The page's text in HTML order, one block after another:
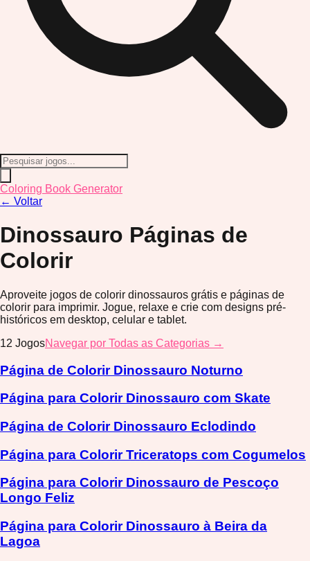
Coloring Book Generator
← Voltar
Dinossauro Páginas de
Colorir
Aproveite jogos de colorir dinossauros grátis e páginas de
colorir para imprimir. Jogue, relaxe e crie com designs pré-
históricos em desktop, celular e tablet.
12 JogosNavegar por Todas as Categorias →
Página de Colorir Dinossauro Noturno
Página para Colorir Dinossauro com Skate
Página de Colorir Dinossauro Eclodindo
Página para Colorir Triceratops com Cogumelos
Página para Colorir Dinossauro de Pescoço
Longo Feliz
Página para Colorir Dinossauro à Beira da
Lagoa